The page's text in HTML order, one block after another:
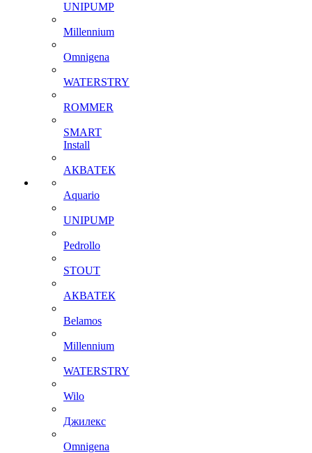
UNIPUMP
Millennium
Omnigena
WATERSTRY
ROMMER
SMART
Install
АКВАТЕК
Aquario
UNIPUMP
Pedrollo
STOUT
АКВАТЕК
Belamos
Millennium
WATERSTRY
Wilo
Джилекс
Omnigena